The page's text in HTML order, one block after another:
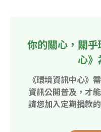
你的關心，關
心
《環境資訊中心》
資訊公開普及，才
請您加入定期捐款